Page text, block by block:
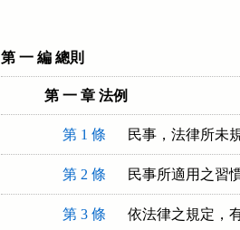
第 一 編 總則
第 一 章 法例
第 1 條 民事，法律所未
第 2 條 民事所適用之習
第 3 條 依法律之規定，